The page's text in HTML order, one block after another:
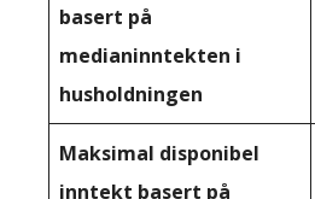
basert på
medianinntekten i
husholdningen
Maksimal disponibel
inntekt basert på